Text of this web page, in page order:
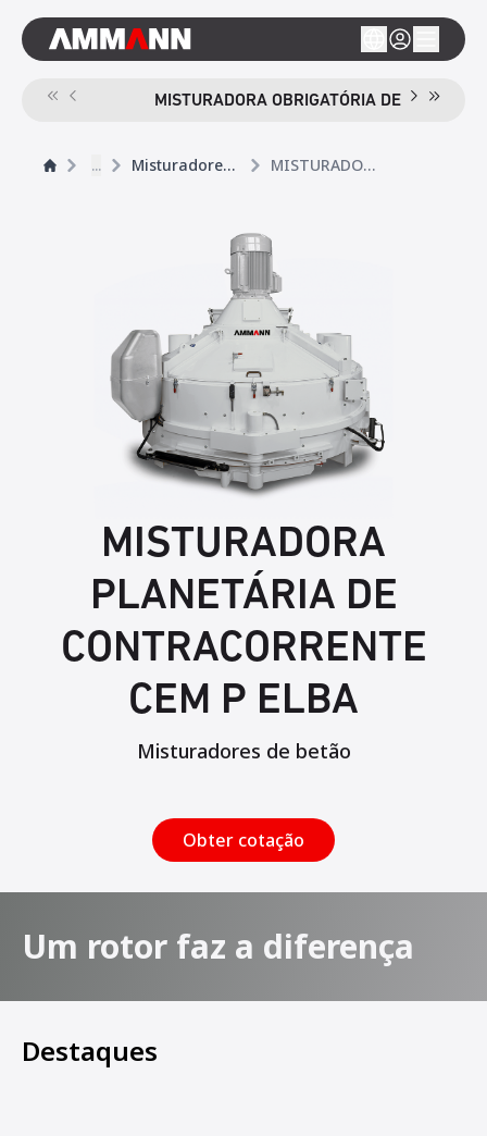
MISTURADORA OBRIGATÓRIA DE VEIO
... Misturadores de betão MISTURADORA PLANETÁRIA DE CONTRACORRENTE CEM P ELBA
MISTURADORA
PLANETÁRIA DE
CONTRACORRENTE
CEM P ELBA
Misturadores de betão
Obter cotação
Um rotor faz a diferença
Destaques